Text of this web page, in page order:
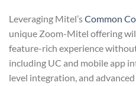
Leveraging Mitel’sCommon
unique Zoom-Mitel offering
feature-rich experience
including UC and mobile app
level integration, and